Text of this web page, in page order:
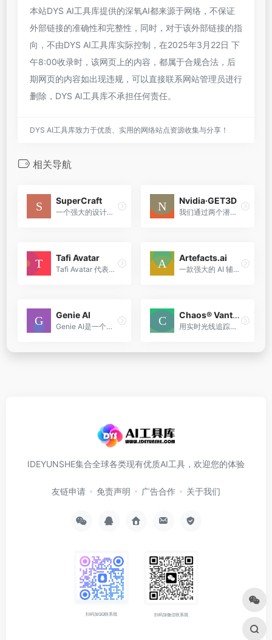
本站DYS AI工具库提供的深氧AI都来源于网络，不保证
外部链接的准确性和完整性，同时，对于该外部链接的指
向，不由DYS AI工具库实际控制，在2025年3月22日 下
午8:00收录时，该网页上的内容，都属于合规合法，后
期网页的内容如出现违规，可以直接联系网站管理员进行
删除，DYS AI工具库不承担任何责任。
DYS AI工具库致力于优质、实用的网络站点资源收集与分享！
相关导航
SuperCraft
一个强大的设计协作工具，特别适合需要快速从概念到可视化的设计团队
Nvidia·GET3D
我们通过两个潜在代码生成 3D SDF 和纹理场。我们利用 DMTet 从 SDF 中提取 3D 表面网格，并查询表面点处的纹理场以获取颜色。我们使用在 2D 图像上定义的对抗损失进行训练。
Tafi Avatar
Tafi Avatar 代表了3D角色创建的一大突破，它结合了20年的3D简化专业知识和先进的AI技术。无论是初学者还是专业创作者，Tafi都提供了一个快速、有趣且有回报的创作体验。
Artefacts.ai
一款强大的 AI 辅助设计工具，它通过快速生成 3D 模型，帮助用户在设计、游戏开发和艺术创作等领域实现创意的快速实现和原型制作
Genie AI
Genie AI是一个多功能的AI模型，它不仅能够处理复杂的编码任务，还能够在多个领域内提供创新的解决方案。随着技术的不断进步，预计Genie将在未来的人工智能发展中扮演更加重要的角色。
Chaos® Vantage高阶应用
用实时光线追踪探索您的最复杂的3D场景。 使用 Chaos® Vantage，再也无需等待。只需要拖动完整的 V-Ray 场景到 Vantage 便可开始浏览。
IDEYUNSHE集合全球各类现有优质AI工具，欢迎您的体验
友链申请 免责声明 广告合作 关于我们
扫码加QQ联系我 扫码加微信联系我